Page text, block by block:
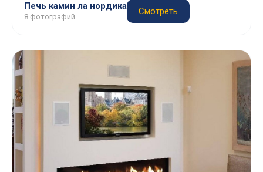
Печь камин ла нордика
8 фотографий
Смотреть